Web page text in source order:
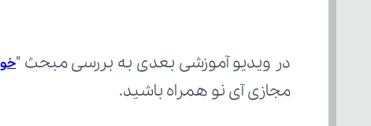
در ویدیو آموزشی بعدی به بررسی مبحث "
مجازی آی نو همراه باشید.